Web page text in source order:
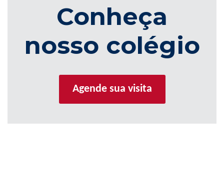
Conheça
nosso colégio
Agende sua visita